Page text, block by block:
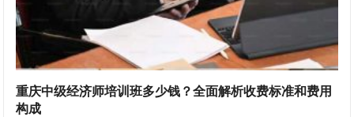
重庆中级经济师培训班多少钱？全面解析收费标准和费用
构成